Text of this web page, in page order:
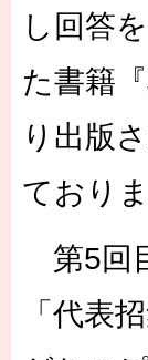
し回答
た書籍
り出版
ており
第5回
「代表